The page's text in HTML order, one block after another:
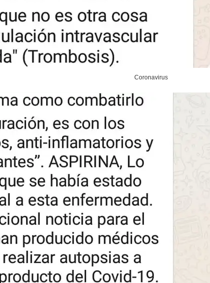
Coronavirus